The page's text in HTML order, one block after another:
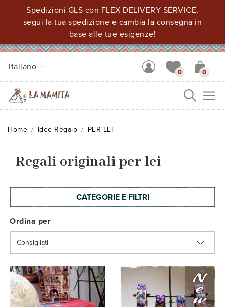
Spedizioni GLS con FLEX DELIVERY SERVICE,
segui la tua spedizione e cambia la consegna in
base alle tue esigenze!
Italiano
0 0
Home Idee Regalo PER LEI
Regali originali per lei
CATEGORIE E FILTRI
Ordina per